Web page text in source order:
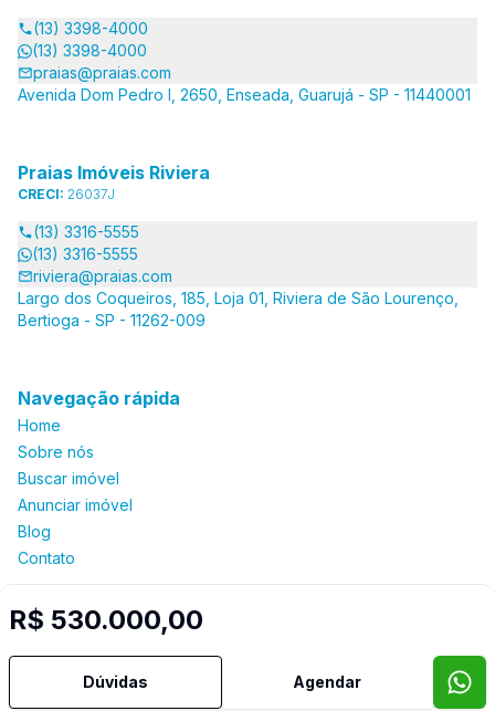
R$ 530.000,00
Dúvidas Agendar
(13) 3398-4000
(13) 3398-4000
praias@praias.com
Avenida Dom Pedro I, 2650, Enseada, Guarujá - SP - 11440001
Praias Imóveis Riviera
CRECI: 26037J
(13) 3316-5555
(13) 3316-5555
riviera@praias.com
Largo dos Coqueiros, 185, Loja 01, Riviera de São Lourenço,
Bertioga - SP - 11262-009
Navegação rápida
Home
Sobre nós
Buscar imóvel
Anunciar imóvel
Blog
Contato
Selo de Tecnologia Loft